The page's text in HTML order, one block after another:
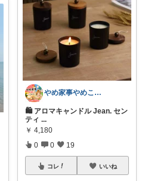
やめ家事やめこ♡一軍インテリア
🛍 アロマキャンドル Jean. セン
ティ ...
￥ 4,180
0 0 19
コレ いいね